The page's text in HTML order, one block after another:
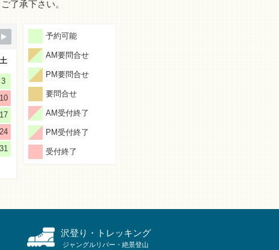
了承下さい。
予約可能
AM要問合せ
PM要問合せ
要問合せ
AM受付終了
PM受付終了
受付終了
土
3
10
17
24
31
沢登り・トレッキング
ジャングルリバー・絶景登山